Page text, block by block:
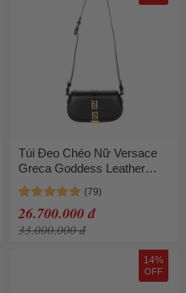
Túi Đeo Chéo Nữ Versace
Greca Goddess Leather
Black Shoulder Bag 2 Straps
- 1023417 1A17338 1B00V
Màu Đen
26.700.000 đ
33.000.000 đ
14%
OFF